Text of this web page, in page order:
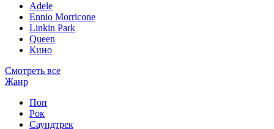
Adele
Ennio Morricone
Linkin Park
Queen
Кино
Смотреть все
Жанр
Поп
Рок
Саундтрек